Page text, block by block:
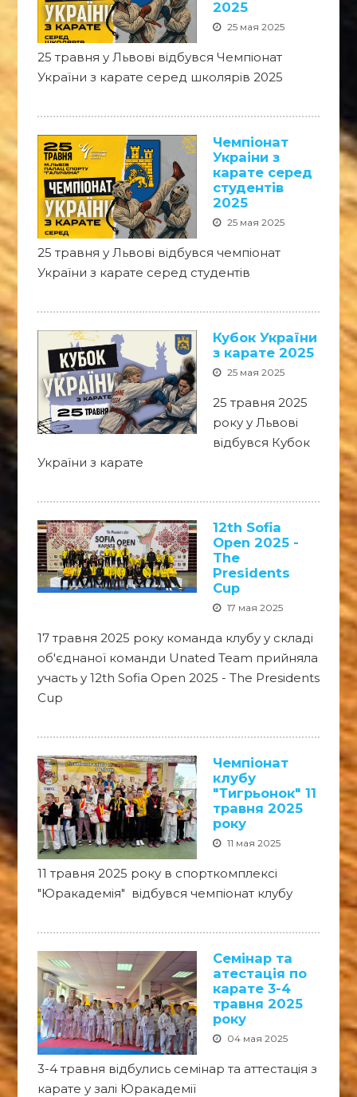
2025
25 мая 2025
25 травня у Львові відбувся Чемпіонат
України з карате серед школярів 2025
Чемпіонат
Украіни з
карате серед
студентів
2025
25 мая 2025
25 травня у Львові відбувся чемпіонат
України з карате серед студентів
Кубок України
з карате 2025
25 мая 2025
25 травня 2025
року у Львові
відбувся Кубок
України з карате
12th Sofia
Open 2025 -
The
Presidents
Cup
17 мая 2025
17 травня 2025 року команда клубу у складі
об'єднаної команди Unated Team прийняла
участь у 12th Sofia Open 2025 - The Presidents
Cup
Чемпіонат
клубу
"Тигрьонок" 11
травня 2025
року
11 мая 2025
11 травня 2025 року в спорткомплексі
"Юракадемія" відбувся чемпіонат клубу
Семінар та
атестація по
карате 3-4
травня 2025
року
04 мая 2025
3-4 травня відбулись семінар та аттестація з
карате у залі Юракадемії